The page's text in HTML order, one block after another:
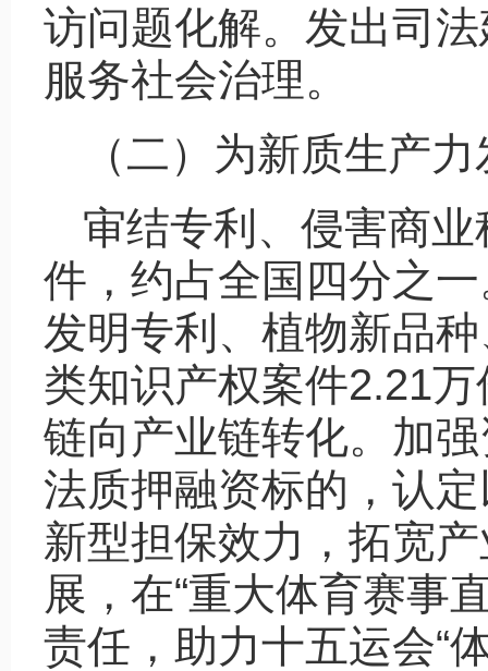
访问题化解。发出司
服务社会治理。
（二）为新质生产
审结专利、侵害商
件，约占全国四分之
发明专利、植物新品
类知识产权案件2.21
链向产业链转化。加
法质押融资标的，认
新型担保效力，拓宽
展，在“重大体育赛事
责任，助力十五运会“